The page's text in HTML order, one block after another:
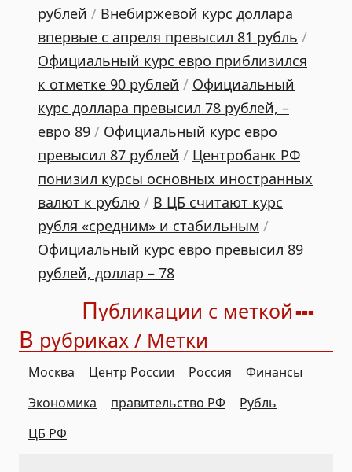
рублей / Внебиржевой курс доллара
впервые с апреля превысил 81 рубль /
Официальный курс евро приблизился
к отметке 90 рублей / Официальный
курс доллара превысил 78 рублей, –
евро 89 / Официальный курс евро
превысил 87 рублей / Центробанк РФ
понизил курсы основных иностранных
валют к рублю / В ЦБ считают курс
рубля «средним» и стабильным /
Официальный курс евро превысил 89
рублей, доллар – 78
Публикации с меткой
В рубриках / Метки
Москва Центр России Россия
Финансы
Экономика
правительство РФ
Рубль
ЦБ РФ